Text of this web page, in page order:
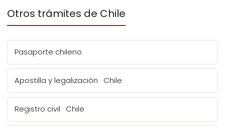
Otros trámites de Chile
Pasaporte chileno
Apostilla y legalización · Chile
Registro civil · Chile